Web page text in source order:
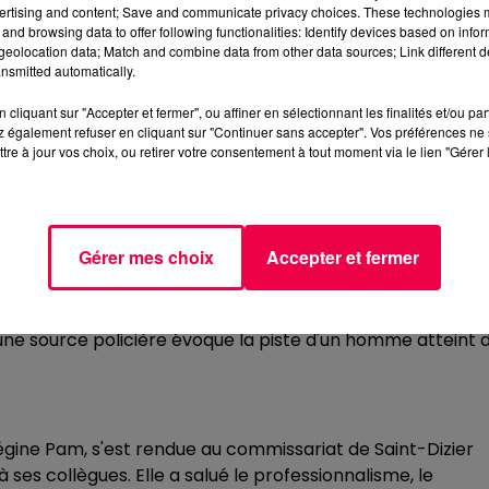
Lorraine pour un homme en train de jeter des
pris pour cibles par l'individu, armé d'un couteau. L'un
pronostic vital n'est pas engagé. Face à un assaillant qui
à feu. C'est finalement l'arrivée d'un second
du suspect, lui aussi hospitalisé. Ses deux
a confirmé l'ouverture d'une enquête pour
publique avec arme. Les enquêteurs de
de la police. À ce stade, il n'est pas établi si
source policière évoque la piste d'un homme atteint
Pam, s'est rendue au commissariat de Saint-Dizier
collègues. Elle a salué le professionnalisme, le
and content; Save and communicate privacy choices. These technologies
browsing data to offer following functionalities: Identify devices based on
data; Match and combine data from other data sources; Link different
automatically.
cliquant sur "Accepter et fermer", ou affiner en sélectionnant les finalités et/ou
également refuser en cliquant sur "Continuer sans accepter". Vos préférences
à jour vos choix, ou retirer votre consentement à tout moment via le lien
Gérer mes choix Accepter et fermer